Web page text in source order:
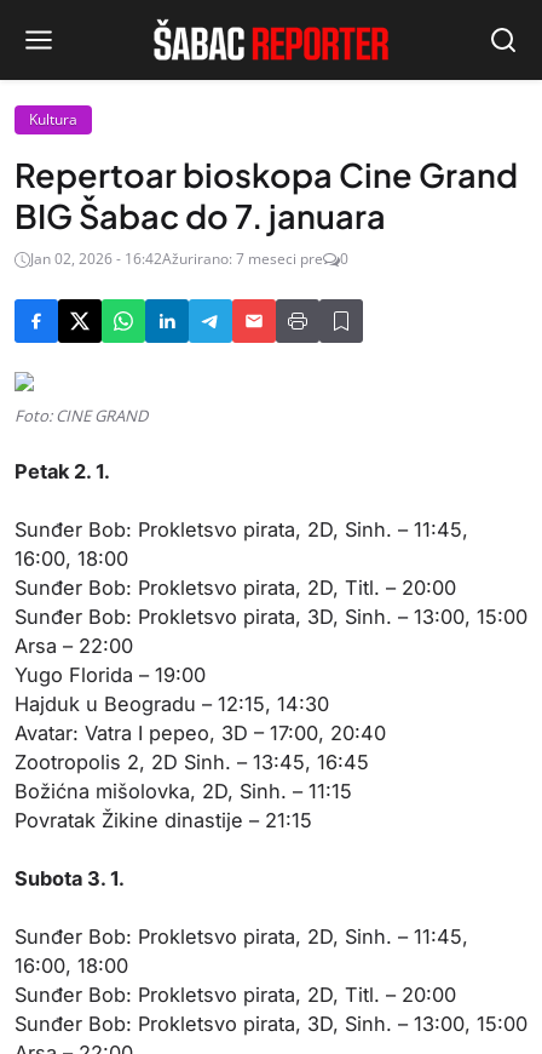
Kultura
Repertoar bioskopa Cine Grand
BIG Šabac do 7. januara
Jan 02, 2026 - 16:42Ažurirano: 7 meseci pre 0
Foto: CINE GRAND
Petak 2. 1.
Sunđer Bob: Prokletsvo pirata, 2D, Sinh. – 11:45,
16:00, 18:00
Sunđer Bob: Prokletsvo pirata, 2D, Titl. – 20:00
Sunđer Bob: Prokletsvo pirata, 3D, Sinh. – 13:00, 15:00
Arsa – 22:00
Yugo Florida – 19:00
Hajduk u Beogradu – 12:15, 14:30
Avatar: Vatra I pepeo, 3D – 17:00, 20:40
Zootropolis 2, 2D Sinh. – 13:45, 16:45
Božićna mišolovka, 2D, Sinh. – 11:15
Povratak Žikine dinastije – 21:15
Subota 3. 1.
Sunđer Bob: Prokletsvo pirata, 2D, Sinh. – 11:45,
16:00, 18:00
Sunđer Bob: Prokletsvo pirata, 2D, Titl. – 20:00
Sunđer Bob: Prokletsvo pirata, 3D, Sinh. – 13:00, 15:00